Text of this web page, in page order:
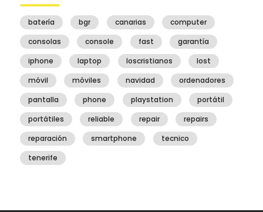
batería bgr canarias
computer
consolas
console fast
garantía
iphone
laptop loscristianos
lost
móvil
móviles navidad
ordenadores
pantalla
phone playstation
portátil
portátiles
reliable repair
repairs
reparación
smartphone
tecnico
tenerife